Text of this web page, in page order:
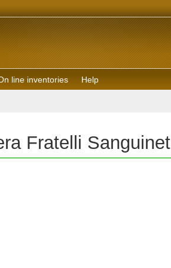
line inventories Help
Fratelli